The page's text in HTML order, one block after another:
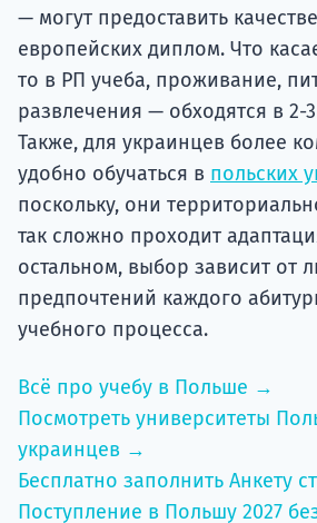
— могут предоставить
европейских диплом. Что
то в РП учеба, проживание,
развлечения — обходятся в 2-
Также, для украинцев более
удобно обучаться в польских
поскольку, они
так сложно проходит
остальном, выбор зависит от
предпочтений каждого
учебного процесса.
Всё про учебу в Польше →
Посмотреть университеты
украинцев →
Бесплатно заполнить Анкету
Поступление в Польшу 2027